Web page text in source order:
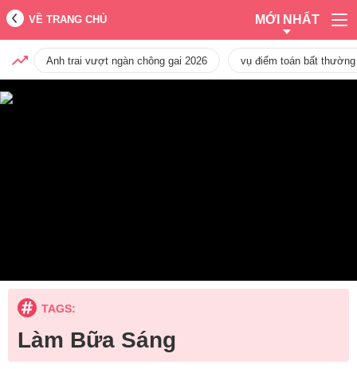
VỀ TRANG CHỦ MỚI NHẤT
Anh trai vượt ngàn chông gai 2026 vụ điểm toán bất
TAGS:
Làm Bữa Sáng